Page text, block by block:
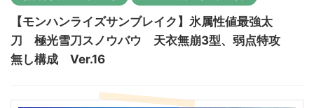
【モンハンライズサンブレイク】氷属性値最強太
刀 極光雪刀スノウバウ 天衣無崩3型、弱点特攻
無し構成 Ver.16